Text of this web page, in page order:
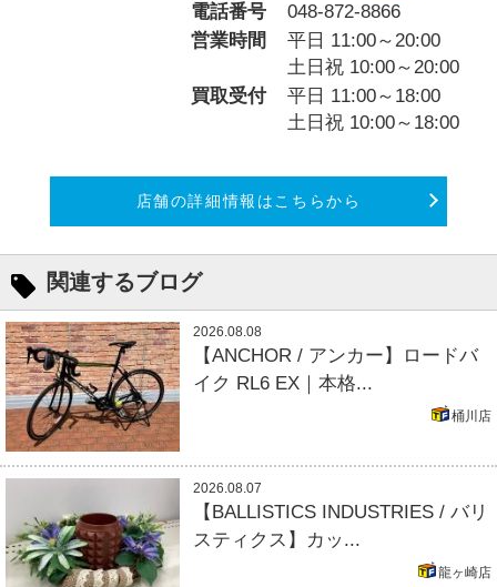
電話番号
048-872-8866
営業時間
平日 11:00～20:00
土日祝 10:00～20:00
買取受付
平日 11:00～18:00
土日祝 10:00～18:00
店舗の詳細情報はこちらから
関連するブログ
2026.08.08
【ANCHOR / アンカー】ロードバ
イク RL6 EX｜本格...
桶川店
2026.08.07
【BALLISTICS INDUSTRIES / バリ
スティクス】カッ...
龍ヶ崎店